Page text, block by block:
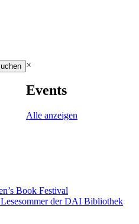
×
Events
Alle anzeigen
Book Festival
der DAI Bibliothek